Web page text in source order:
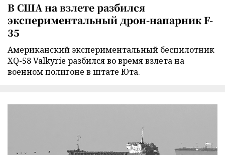
В США на взлете разбился
экспериментальный дрон-напарник F-
35
Американский экспериментальный беспилотник
XQ-58 Valkyrie разбился во время взлета на
военном полигоне в штате Юта.